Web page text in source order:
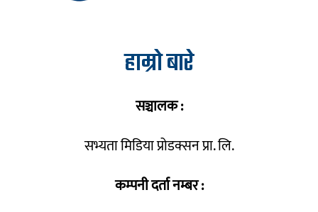
हाम्रो बारे
सञ्चालक :
सभ्यता मिडिया प्रोडक्सन प्रा. लि.
कम्पनी दर्ता नम्बर :